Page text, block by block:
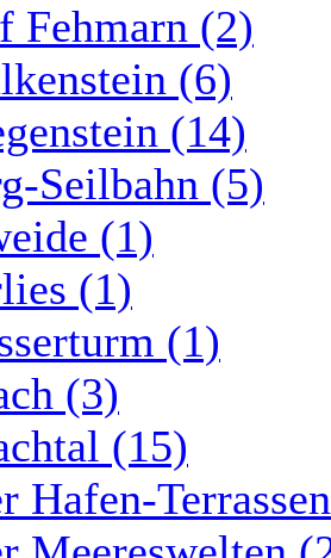
Fehmarn (2)
(6)
(14)
Seilbahn (5)
(1)
(1)
(1)
(3)
(15)
Hafen-